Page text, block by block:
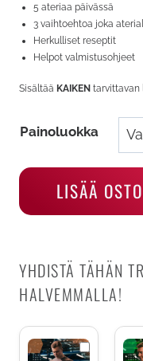
5 ateriaa päivässä
3 vaihtoehtoa joka
Herkulliset reseptit
Helpot valmistusohjeet
Sisältää KAIKEN tarvittavan
Painoluokka
Ruokaohjelma
lihaskasvuun
LISÄÄ
YHDISTÄ TÄHÄN
HALVEMMALLA!
Lihaksikas